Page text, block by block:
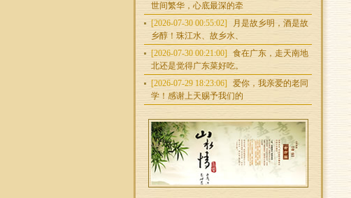
世间繁华，心底最深的牵
[2026-07-30 00:55:02]
月是故乡明，酒是故
乡醇！珠江水、故乡水、
[2026-07-30 00:21:00]
食在广东，走天南地
北还是觉得广东菜好吃。
[2026-07-29 18:23:06]
爱你，我亲爱的老同
学！感谢上天赐予我们的